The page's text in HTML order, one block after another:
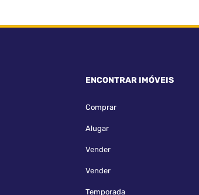
ENCONTRAR IMÓVEIS
Comprar
Alugar
Vender
Vender
Temporada